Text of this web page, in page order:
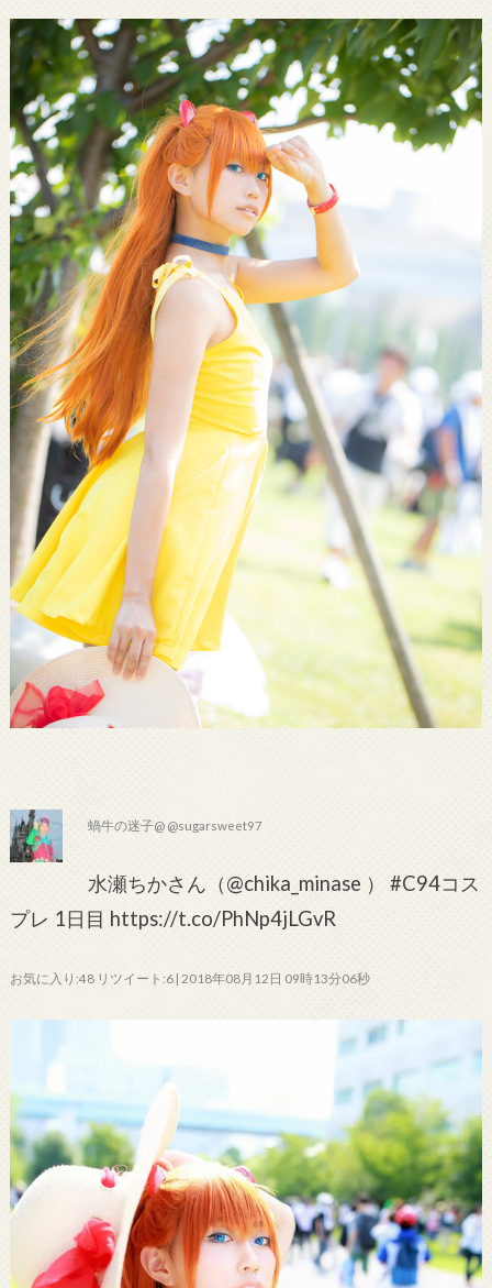
蝸牛の迷子@ @sugarsweet97
水瀬ちかさん（@chika_minase ） #C94コス
プレ 1日目 https://t.co/PhNp4jLGvR
お気に入り:48 リツイート:6 | 2018年08月12日 09時13分06秒